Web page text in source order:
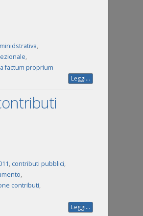
,
,
factum proprium
Leggi...
, contributi pubblici,
,
contributi,
Leggi...